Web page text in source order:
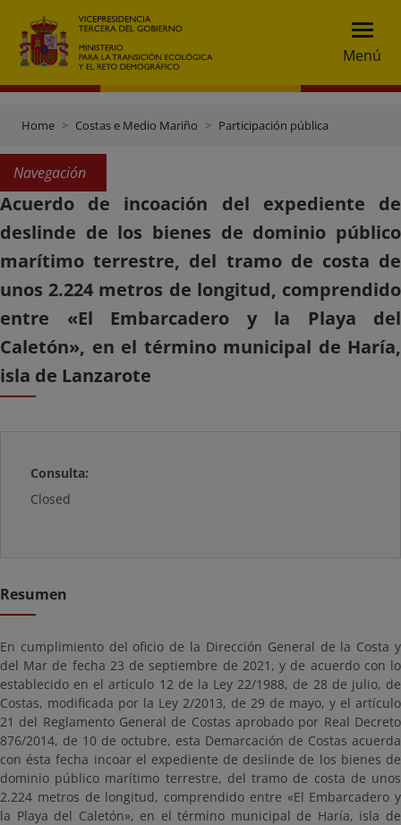
Menú
Home Costas e Medio Mariño Participación pública
Navegación
Acuerdo de incoación del expediente de
deslinde de los bienes de dominio público
marítimo terrestre, del tramo de costa de
unos 2.224 metros de longitud, comprendido
entre «El Embarcadero y la Playa del
Caletón», en el término municipal de Haría,
isla de Lanzarote
Consulta:
Closed
Resumen
En cumplimiento del oficio de la Dirección General de la Costa y
del Mar de fecha 23 de septiembre de 2021, y de acuerdo con lo
establecido en el artículo 12 de la Ley 22/1988, de 28 de julio, de
Costas, modificada por la Ley 2/2013, de 29 de mayo, y el artículo
21 del Reglamento General de Costas aprobado por Real Decreto
876/2014, de 10 de octubre, esta Demarcación de Costas acuerda
con ésta fecha incoar el expediente de deslinde de los bienes de
dominio público marítimo terrestre, del tramo de costa de unos
2.224 metros de longitud, comprendido entre «El Embarcadero y
la Playa del Caletón», en el término municipal de Haría, isla de